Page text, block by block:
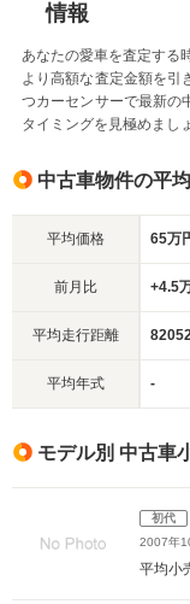
情報
あなたの愛車を査定する
より高額な査定金額を引
つカーセンサーで最新の
タイミングを見極めまし
中古車物件の平
平均価格 65万
前月比 +4.5
平均走行距離
平均年式 -
モデル別 中古車
初代
2007年
平均小